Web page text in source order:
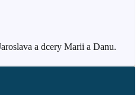
a dcery Marii a Danu.